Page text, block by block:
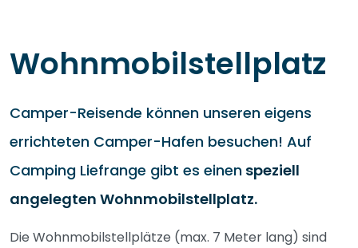
Wohnmobilstellplatz
Camper-Reisende können unseren eigens
errichteten Camper-Hafen besuchen! Auf
Camping Liefrange gibt es einen speziell
angelegten Wohnmobilstellplatz.
Die Wohnmobilstellplätze (max. 7 Meter lang) sind